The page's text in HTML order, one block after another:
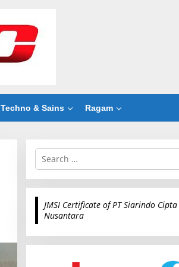
Techno & Sains Ragam
S
r
c
r
JMSI Certificate of PT Siarindo Cipta
Nusantara